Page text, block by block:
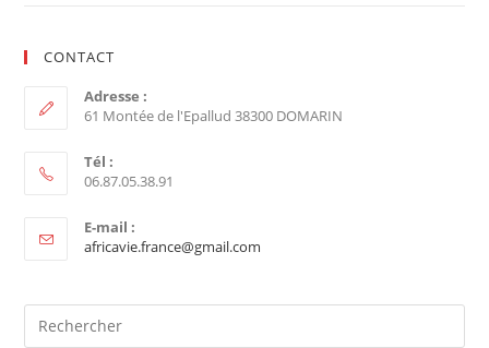
CONTACT
Adresse :
61 Montée de l'Epallud 38300 DOMARIN
Tél :
06.87.05.38.91
E-mail :
africavie.france@gmail.com